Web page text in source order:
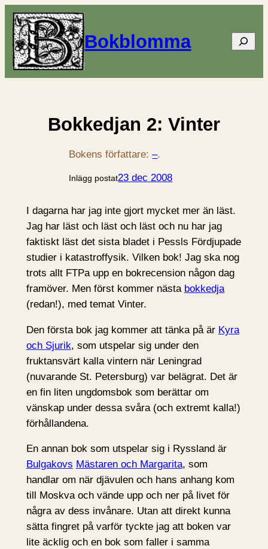
Bokblomma Sök
Bokkedjan 2: Vinter
Bokens författare:–.
Inlägg postat23 dec 2008
I dagarna har jag inte gjort mycket mer än läst.
Jag har läst och läst och läst och nu har jag
faktiskt läst det sista bladet i Pessls Fördjupade
studier i katastroffysik. Vilken bok! Jag ska nog
trots allt FTPa upp en bokrecension någon dag
framöver. Men först kommer nästa bokkedja
(redan!), med temat Vinter.
Den första bok jag kommer att tänka på är Kyra
och Sjurik, som utspelar sig under den
fruktansvärt kalla vintern när Leningrad
(nuvarande St. Petersburg) var belägrat. Det är
en fin liten ungdomsbok som berättar om
vänskap under dessa svåra (och extremt kalla!)
förhållandena.
En annan bok som utspelar sig i Ryssland är
Bulgakovs Mästaren och Margarita, som
handlar om när djävulen och hans anhang kom
till Moskva och vände upp och ner på livet för
några av dess invånare. Utan att direkt kunna
sätta fingret på varför tyckte jag att boken var
lite äcklig och en bok som faller i samma